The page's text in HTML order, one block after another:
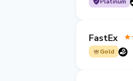
FastEx
Gold